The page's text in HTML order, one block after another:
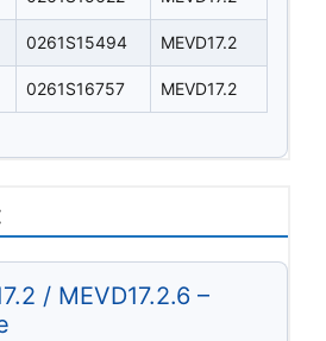
0261S15494 MEVD17.2
0261S16757 MEVD17.2
/ MEVD17.2.6 –